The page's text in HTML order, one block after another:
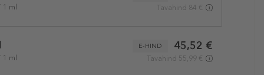
1 ml Tavahind 84 €
1 ml
45,52 €
E-HIND
Tavahind 55,99 €